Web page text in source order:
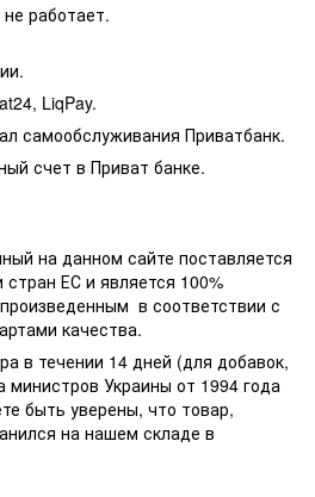
работает.
LiqPay.
самообслуживания Приватбанк.
счет в Приват банке.
на данном сайте поставляется
ЕС и является 100%
в соответствии с
качества.
в течении 14 дней (для добавок,
министров Украины от 1994 года
быть уверены, что товар,
на нашем складе в